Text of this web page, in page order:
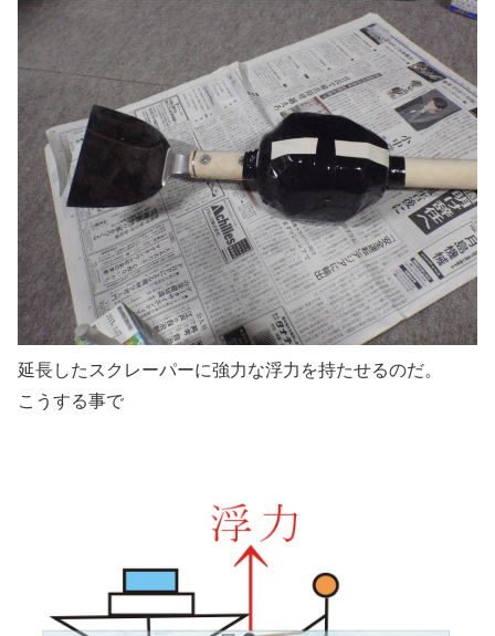
延長したスクレーパーに強力な浮力を持たせるのだ。
こうする事で